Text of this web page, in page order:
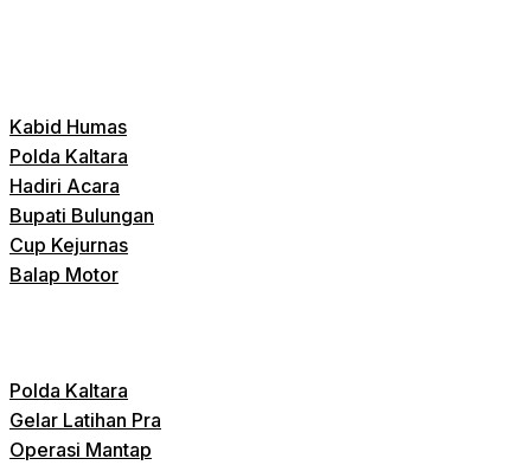
Kabid Humas
Polda Kaltara
Hadiri Acara
Bupati Bulungan
Cup Kejurnas
Balap Motor
Polda Kaltara
Gelar Latihan Pra
Operasi Mantap